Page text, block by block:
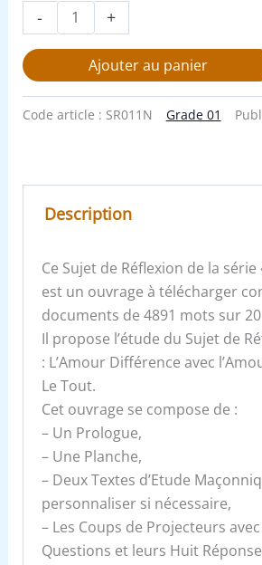
- +
Ajouter au panier
Code article : SR011N Grade 01
Description
Ce Sujet de Réflexion de la série
est un ouvrage à télécharger
documents de 4891 mots sur
Il propose l’étude du Sujet de
: L’Amour Différence avec
Le Tout.
Cet ouvrage se compose de :
– Un Prologue,
– Une Planche,
– Deux Textes d’Etude
personnaliser si nécessaire,
– Les Coups de Projecteurs
Questions et leurs Huit